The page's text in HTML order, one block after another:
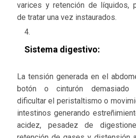
varices y retención de líquidos,
de tratar una vez instaurados.
Sistema digestivo:
La tensión generada en el
botón o cinturón demasiado
dificultar el peristaltismo o
intestinos generando
acidez, pesadez de